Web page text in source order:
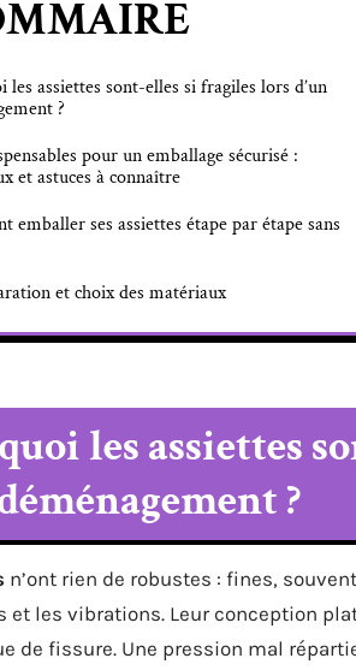
les assiettes sont-elles si fragiles lors d’un
?
pour un emballage sécurisé :
et astuces à connaître
emballer ses assiettes étape par étape sans
et choix des matériaux
les assiettes
?
n’ont rien de robustes : fines,
et les vibrations. Leur conception
de fissure. Une pression mal